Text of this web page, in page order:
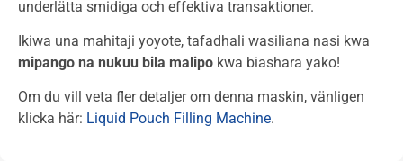
underlätta smidiga och effektiva transaktioner.
Ikiwa una mahitaji yoyote, tafadhali wasiliana nasi kwa
mipango na nukuu bila malipo kwa biashara yako!
Om du vill veta fler detaljer om denna maskin, vänligen
klicka här: Liquid Pouch Filling Machine.